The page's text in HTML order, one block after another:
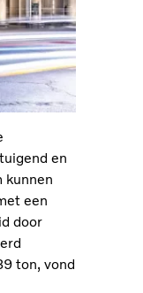
en
kunnen
een
door
ton, vond